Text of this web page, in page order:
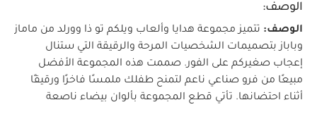
الوصف:
الوصف: تتميز مجموعة هدايا وألعاب ويلكم تو ذا وورلد من ماماز
وباباز بتصميمات الشخصيات المرحة والرقيقة التي ستنال
إعجاب صغيركم على الفور. صممت هذه المجموعة الأفضل
مبيعًا من فرو صناعي ناعم لتمنح طفلك ملمسًا فاخرًا ورقيقًا
أثناء احتضانها. تأتي قطع المجموعة بألوان بيضاء ناصعة